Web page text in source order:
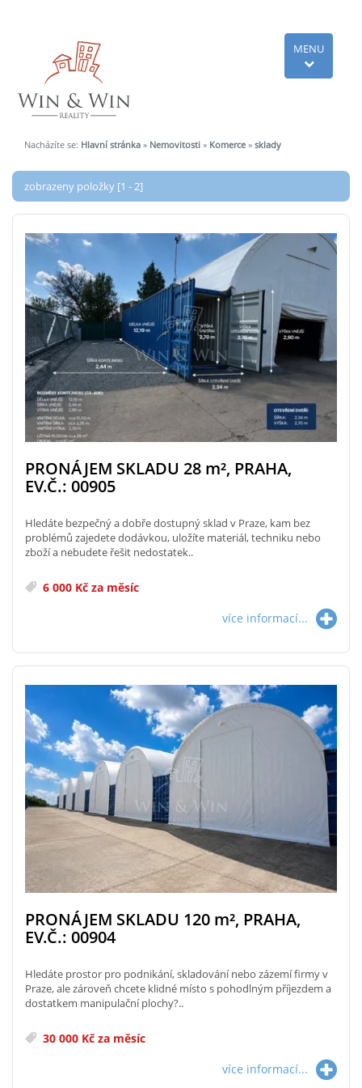
MENU
Nacházíte se: Hlavní stránka » Nemovitosti » Komerce » sklady
zobrazeny položky [1 - 2]
PRONÁJEM SKLADU 28 m², PRAHA,
EV.Č.: 00905
Hledáte bezpečný a dobře dostupný sklad v Praze, kam bez
problémů zajedete dodávkou, uložíte materiál, techniku nebo
zboží a nebudete řešit nedostatek..
6 000 Kč za měsíc
více informací...
PRONÁJEM SKLADU 120 m², PRAHA,
EV.Č.: 00904
Hledáte prostor pro podnikání, skladování nebo zázemí firmy v
Praze, ale zároveň chcete klidné místo s pohodlným příjezdem a
dostatkem manipulační plochy?..
30 000 Kč za měsíc
více informací...